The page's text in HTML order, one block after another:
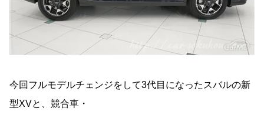
今回フルモデルチェンジをして3代目になったスバルの新
型XVと、競合車・